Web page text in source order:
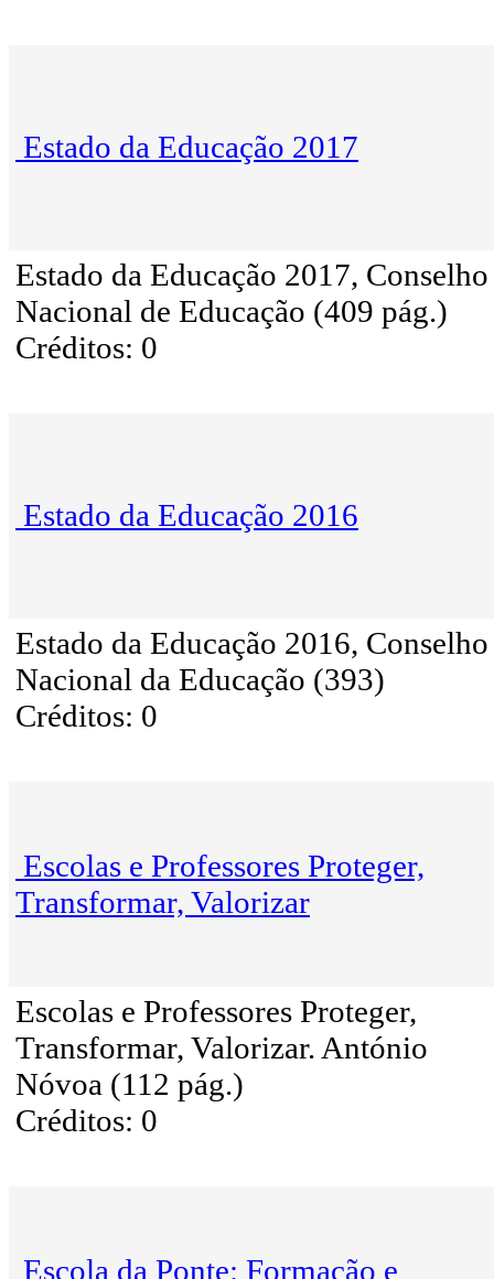
Estado da Educação 2017
Estado da Educação 2017, Conselho
Nacional de Educação (409 pág.)
Créditos: 0
Estado da Educação 2016
Estado da Educação 2016, Conselho
Nacional da Educação (393)
Créditos: 0
Escolas e Professores Proteger,
Transformar, Valorizar
Escolas e Professores Proteger,
Transformar, Valorizar. António
Nóvoa (112 pág.)
Créditos: 0
Escola da Ponte: Formação e